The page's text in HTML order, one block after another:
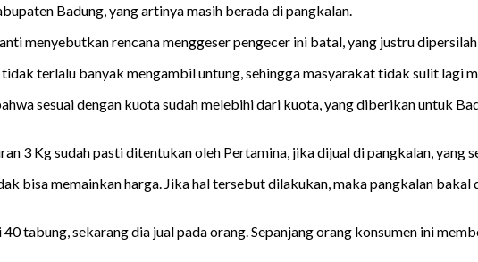
Badung, yang artinya masih berada di pangkalan.
menyebutkan rencana menggeser pengecer ini batal, yang justru
terlalu banyak mengambil untung, sehingga masyarakat tidak sulit lagi
sesuai dengan kuota sudah melebihi dari kuota, yang diberikan untuk
3 Kg sudah pasti ditentukan oleh Pertamina, jika dijual di pangkalan, yang
bisa memainkan harga. Jika hal tersebut dilakukan, maka pangkalan bakal
tabung, sekarang dia jual pada orang. Sepanjang orang konsumen ini